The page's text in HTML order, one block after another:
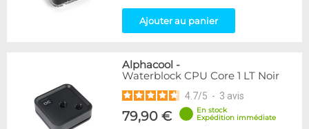
Ajouter au panier
Alphacool -
Waterblock CPU Core 1 LT Noir
4.7/5 - 3 avis
79,90 €
En stock
Expédition immédiate